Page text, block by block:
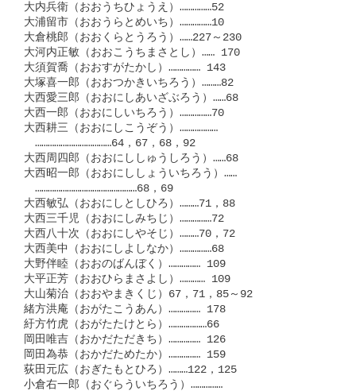
大内兵衛（おおうちひょうえ）……………52
大浦留市（おおうらとめいち）……………10
大倉桃郎（おおくらとうろう）……227～230
大河内正敏（おおこうちまさとし）…… 170
大須賀喬（おおすがたかし）…………… 143
大塚喜一郎（おおつかきいちろう）………82
大西愛三郎（おおにしあいざぶろう）……68
大西一郎（おおにしいちろう）……………70
大西耕三（おおにしこうぞう）………………
………………………………64，67，68，92
大西周四郎（おおにししゅうしろう）……68
大西昭一郎（おおにししょういちろう）……
…………………………………………68，69
大西敏弘（おおにしとしひろ）………71，88
大西三千児（おおにしみちじ）……………72
大西八十次（おおにしやそじ）………70，72
大西美中（おおにしよしなか）……………68
大野伴睦（おおのばんぼく）…………… 109
大平正芳（おおひらまさよし）………… 109
大山菊治（おおやまきくじ）67，71，85～92
緒方洪庵（おがたこうあん）…………… 178
紆方竹虎（おがたたけとら）………………66
岡田唯吉（おかだただきち）…………… 126
岡田為恭（おかだためたか）…………… 159
荻田元広（おぎたもとひろ）………122，125
小倉右一郎（おぐらういちろう）……………